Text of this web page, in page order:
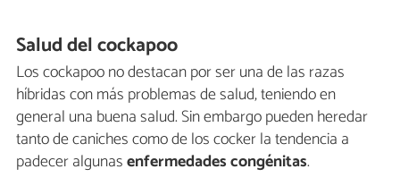
Salud del cockapoo
Los cockapoo no destacan por ser una de las razas
híbridas con más problemas de salud, teniendo en
general una buena salud. Sin embargo pueden heredar
tanto de caniches como de los cocker la tendencia a
padecer algunasenfermedades congénitas.